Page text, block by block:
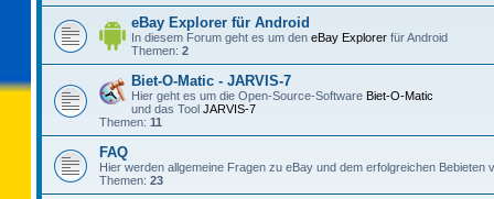
eBay Explorer für Android
In diesem Forum geht es um den eBay Explorer für Android
Themen: 2
Biet-O-Matic - JARVIS-7
Hier geht es um die Open-Source-Software Biet-O-Matic
und das Tool JARVIS-7
Themen: 11
FAQ
Hier werden allgemeine Fragen zu eBay und dem erfolgreichen Bebieten
Themen: 23